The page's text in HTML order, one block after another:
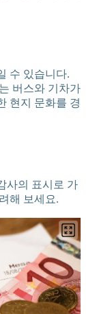
수 있습니다.
버스와 기차가
현지 문화를 경
사의 표시로 가
해 보세요.